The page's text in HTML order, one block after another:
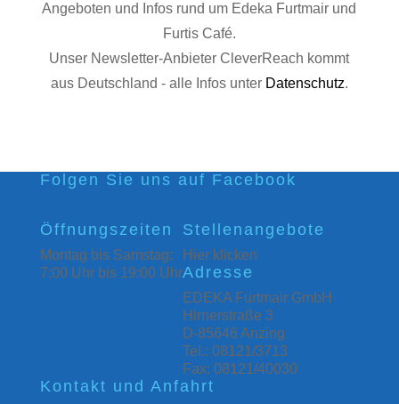
Angeboten und Infos rund um Edeka Furtmair und
Furtis Café.
Unser Newsletter-Anbieter CleverReach kommt
aus Deutschland - alle Infos unter Datenschutz.
Folgen Sie uns auf Facebook
Öffnungszeiten
Montag bis Samstag:
7:00 Uhr bis 19:00 Uhr
Stellenangebote
Hier klicken
Adresse
EDEKA Furtmair GmbH
Hirnerstraße 3
D-85646 Anzing
Tel.: 08121/3713
Fax: 08121/40030
Kontakt und Anfahrt